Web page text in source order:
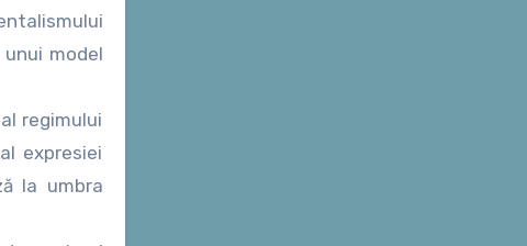
model
regimului
expresiei
la umbra